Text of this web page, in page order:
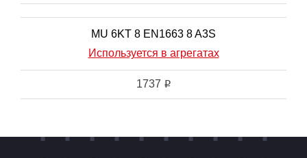
MU 6KT 8 EN1663 8 A3S
Используется в агрегатах
1737 i